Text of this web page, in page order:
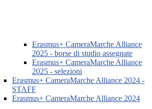
Erasmus+ CameraMarche Alliance
2025 - borse di studio assegnate
Erasmus+ CameraMarche Alliance
2025 - selezioni
Erasmus+ CameraMarche Alliance 2024 -
STAFF
Erasmus+ CameraMarche Alliance 2024